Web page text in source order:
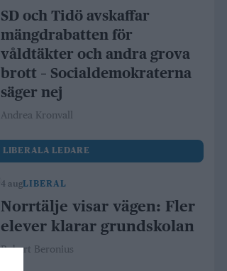
SD och Tidö avskaffar
mängdrabatten för
våldtäkter och andra grova
brott – Socialdemokraterna
säger nej
Andrea Kronvall
LIBERALA LEDARE
4 augLIBERAL
Norrtälje visar vägen: Fler
elever klarar grundskolan
Robert Beronius